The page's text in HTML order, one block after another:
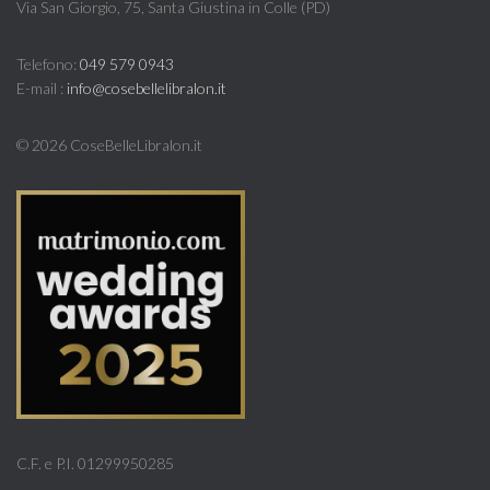
Via San Giorgio, 75, Santa Giustina in Colle (PD)
Telefono: 049 579 0943
E-mail : info@cosebellelibralon.it
© 2026 CoseBelleLibralon.it
C.F. e P.I. 01299950285